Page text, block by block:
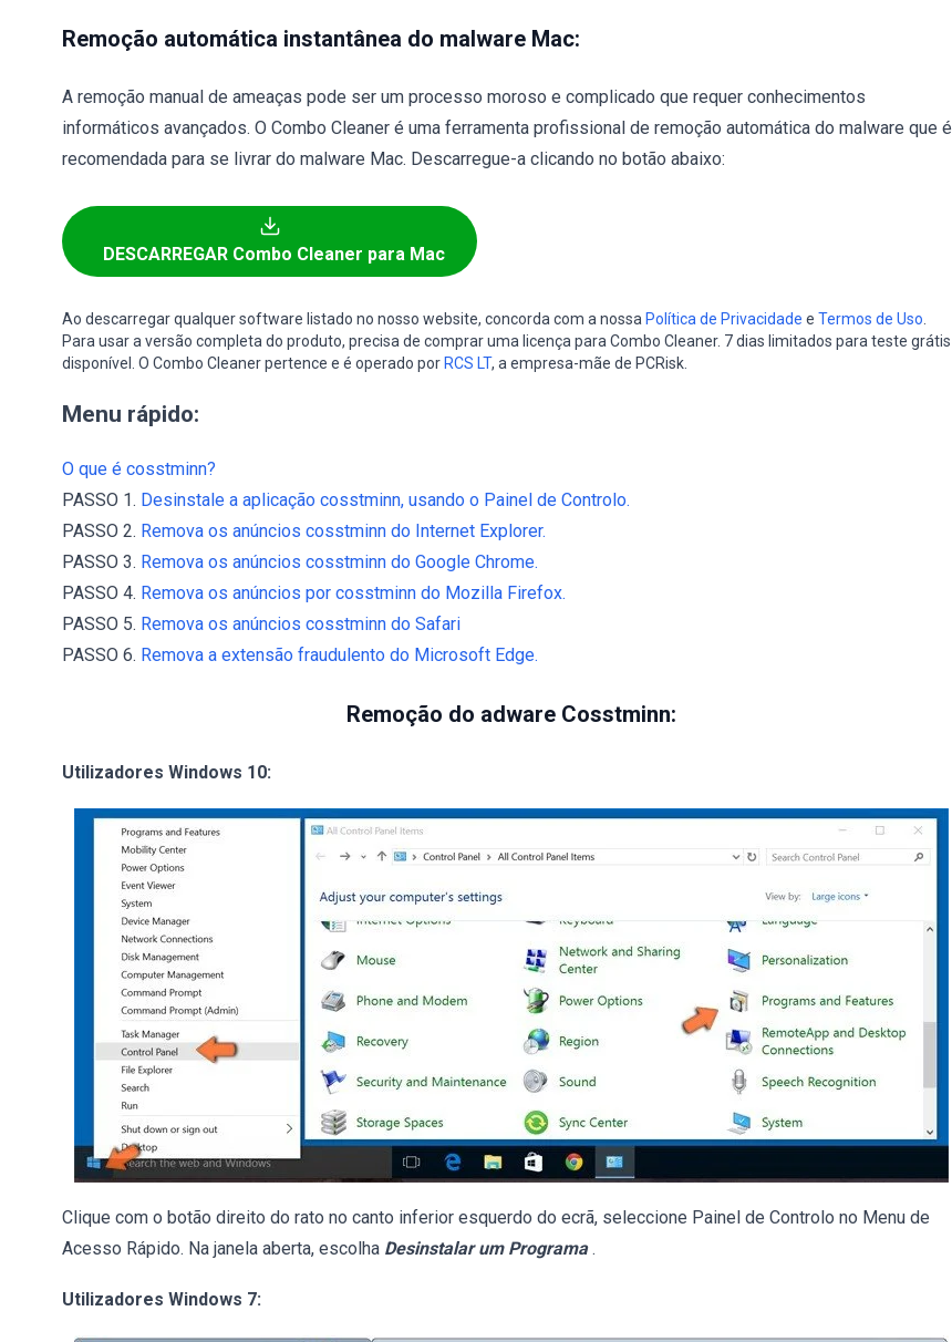
Remoção automática instantânea do malware Mac:
A remoção manual de ameaças pode ser um processo moroso e complicado que requer conhecimentos
informáticos avançados. O Combo Cleaner é uma ferramenta profissional de remoção automática do malware que é
recomendada para se livrar do malware Mac. Descarregue-a clicando no botão abaixo:
DESCARREGAR Combo Cleaner para Mac
Ao descarregar qualquer software listado no nosso website, concorda com a nossa Política de Privacidade e Termos de Uso
Para usar a versão completa do produto, precisa de comprar uma licença para Combo Cleaner. 7 dias limitados para teste grátis
disponível. O Combo Cleaner pertence e é operado por RCS LT, a empresa-mãe de PCRisk.
Menu rápido:
O que é cosstminn?
PASSO 1. Desinstale a aplicação cosstminn, usando o Painel de Controlo.
PASSO 2. Remova os anúncios cosstminn do Internet Explorer.
PASSO 3. Remova os anúncios cosstminn do Google Chrome.
PASSO 4. Remova os anúncios por cosstminn do Mozilla Firefox.
PASSO 5. Remova os anúncios cosstminn do Safari
PASSO 6. Remova a extensão fraudulento do Microsoft Edge.
Remoção do adware Cosstminn:
Utilizadores Windows 10:
Clique com o botão direito do rato no canto inferior esquerdo do ecrã, seleccione Painel de Controlo no Menu de
Acesso Rápido. Na janela aberta, escolha Desinstalar um Programa .
Utilizadores Windows 7: